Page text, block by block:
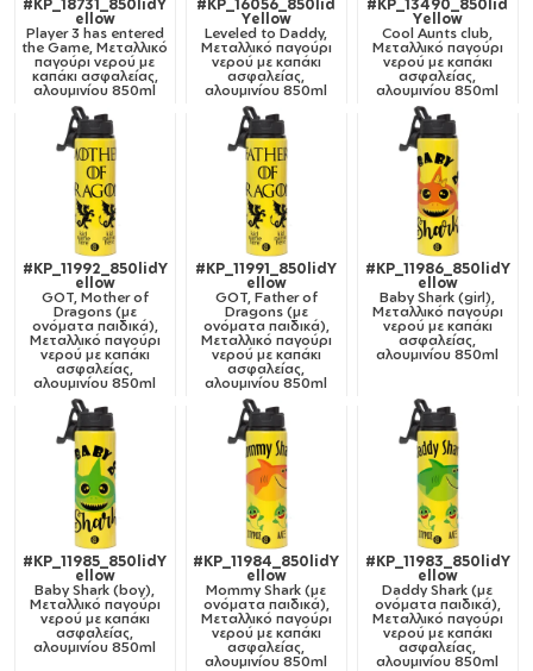
#KP_18731_850lidY
ellow
Player 3 has entered
the Game, Μεταλλικό
παγούρι νερού με
καπάκι ασφαλείας,
αλουμινίου 850ml
#KP_16056_850lid
Yellow
Leveled to Daddy,
Μεταλλικό παγούρι
νερού με καπάκι
ασφαλείας,
αλουμινίου 850ml
#KP_13490_850lid
Yellow
Cool Aunts club,
Μεταλλικό παγούρι
νερού με καπάκι
ασφαλείας,
αλουμινίου 850ml
#KP_11992_850lidY
ellow
GOT, Mother of
Dragons (με
ονόματα παιδικά),
Μεταλλικό παγούρι
νερού με καπάκι
ασφαλείας,
αλουμινίου 850ml
#KP_11991_850lidY
ellow
GOT, Father of
Dragons (με
ονόματα παιδικά),
Μεταλλικό παγούρι
νερού με καπάκι
ασφαλείας,
αλουμινίου 850ml
#KP_11986_850lidY
ellow
Baby Shark (girl),
Μεταλλικό παγούρι
νερού με καπάκι
ασφαλείας,
αλουμινίου 850ml
#KP_11985_850lidY
ellow
Baby Shark (boy),
Μεταλλικό παγούρι
νερού με καπάκι
ασφαλείας,
αλουμινίου 850ml
#KP_11984_850lidY
ellow
Mommy Shark (με
ονόματα παιδικά),
Μεταλλικό παγούρι
νερού με καπάκι
ασφαλείας,
αλουμινίου 850ml
#KP_11983_850lidY
ellow
Daddy Shark (με
ονόματα παιδικά),
Μεταλλικό παγούρι
νερού με καπάκι
ασφαλείας,
αλουμινίου 850ml